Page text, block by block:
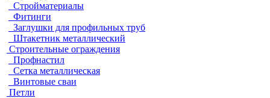
Стройматериалы
Фитинги
Заглушки для профильных труб
Штакетник металлический
Строительные ограждения
Профнастил
Сетка металлическая
Винтовые сваи
Петли